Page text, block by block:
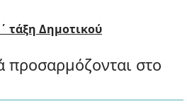
τάξη Δημοτικού
προσαρμόζονται στο